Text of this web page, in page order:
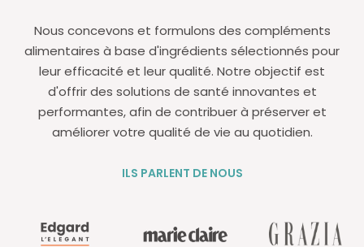
Nous concevons et formulons des compléments
alimentaires à base d'ingrédients sélectionnés pour
leur efficacité et leur qualité. Notre objectif est
d'offrir des solutions de santé innovantes et
performantes, afin de contribuer à préserver et
améliorer votre qualité de vie au quotidien.
ILS PARLENT DE NOUS